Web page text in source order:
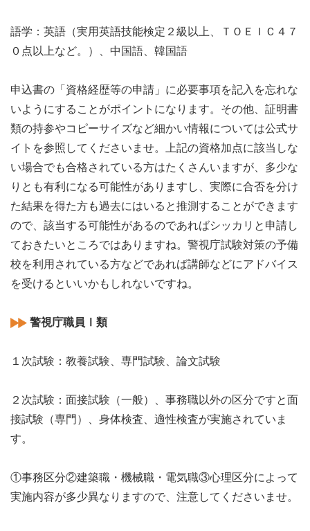
語学：英語（実用英語技能検定２級以上、ＴＯＥＩＣ４７
０点以上など。）、中国語、韓国語
申込書の「資格経歴等の申請」に必要事項を記入を忘れな
いようにすることがポイントになります。その他、証明書
類の持参やコピーサイズなど細かい情報については公式サ
イトを参照してくださいませ。上記の資格加点に該当しな
い場合でも合格されている方はたくさんいますが、多少な
りとも有利になる可能性がありますし、実際に合否を分け
た結果を得た方も過去にはいると推測することができます
ので、該当する可能性があるのであればシッカリと申請し
ておきたいところではありますね。警視庁試験対策の予備
校を利用されている方などであれば講師などにアドバイス
を受けるといいかもしれないですね。
警視庁職員Ⅰ類
１次試験：教養試験、専門試験、論文試験
２次試験：面接試験（一般）、事務職以外の区分ですと面
接試験（専門）、身体検査、適性検査が実施されていま
す。
①事務区分②建築職・機械職・電気職③心理区分によって
実施内容が多少異なりますので、注意してくださいませ。